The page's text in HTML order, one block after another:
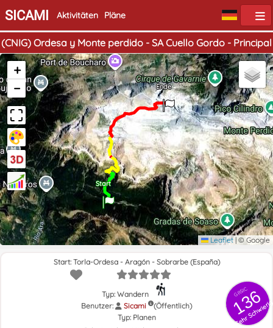
SICAMI Aktivitäten Pläne
(CNIG) Ordesa y Monte perdido - SA Cuello Gordo - Principal
Start
Ende
+
−
Leaflet | © Google
GRSIC
136
Sehr
Start: Torla-Ordesa - Aragón - Sobrarbe (España)
Typ: Wandern
Benutzer:
Sicami
(Öffentlich)
Typ: Planen